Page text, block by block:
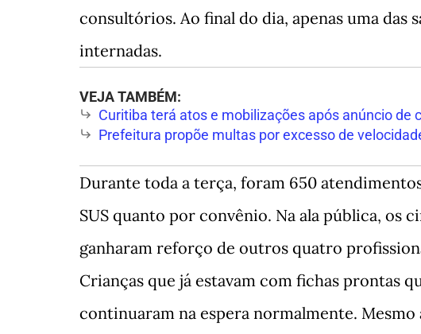
consultórios. Ao final do dia, apenas uma das
internadas.
VEJA TAMBÉM:
Curitiba terá atos e mobilizações após anúncio de
Prefeitura propõe multas por excesso de
Durante toda a terça, foram 650
SUS quanto por convênio. Na ala pública, os
ganharam reforço de outros quatro
Crianças que já estavam com fichas prontas
continuaram na espera normalmente. Mesmo